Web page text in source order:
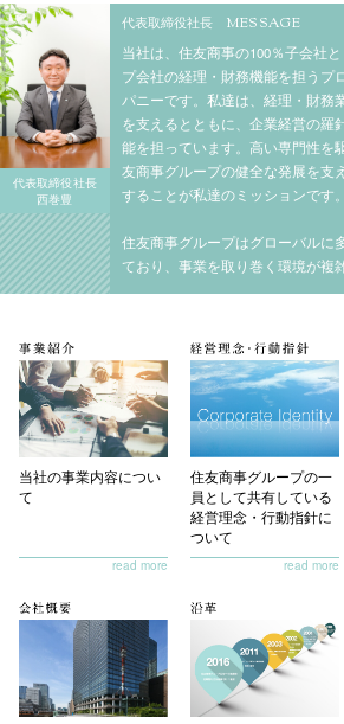
代表取締役社長
西巻豊
代表取締役社長 MESSAGE
当社は、住友商事の100％子会社
プ会社の経理・財務機能を担うプ
パニーです。私達は、経理・財務
を支えるとともに、企業経営の羅
能を担っています。高い専門性を
友商事グループの健全な発展を支
することが私達のミッションです。
住友商事グループはグローバルに
ており、事業を取り巻く環境が複
門性が、社員一人ひとりに求めら
当社にとって最も重要なアセット
充実した研修・育成プログラムに
会社における現場経験を含め、個
プランを踏まえた様々な成長機会
一人ひとりが互いを尊重し、緊密
ョンを行い、活き活きと働くこと
っています。子育てや介護といっ
等、社員が安心して仕事に専念し
当社はこれからも住友商事グルー
社会課題の解決と新たな価値創造
当社の事業内容につい
て
住友商事グループの一
員として共有している
経営理念・行動指針に
ついて